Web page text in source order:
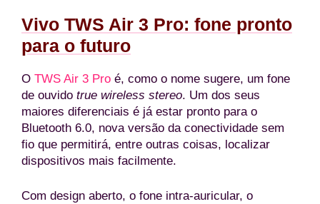
Vivo TWS Air 3 Pro: fone pronto
para o futuro
O TWS Air 3 Pro é, como o nome sugere, um fone
de ouvido true wireless stereo. Um dos seus
maiores diferenciais é já estar pronto para o
Bluetooth 6.0, nova versão da conectividade sem
fio que permitirá, entre outras coisas, localizar
dispositivos mais facilmente.
Com design aberto, o fone intra-auricular, o